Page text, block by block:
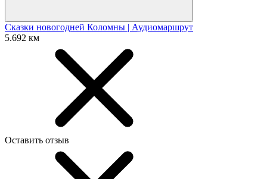
Сказки новогодней Коломны | Аудиомаршрут
5.692 км
Оставить отзыв